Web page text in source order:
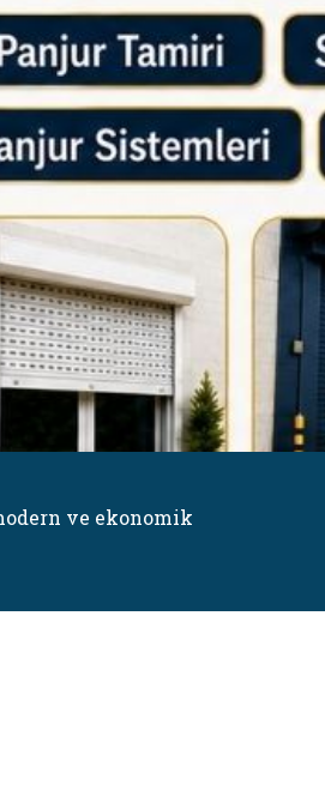
ve ekonomik